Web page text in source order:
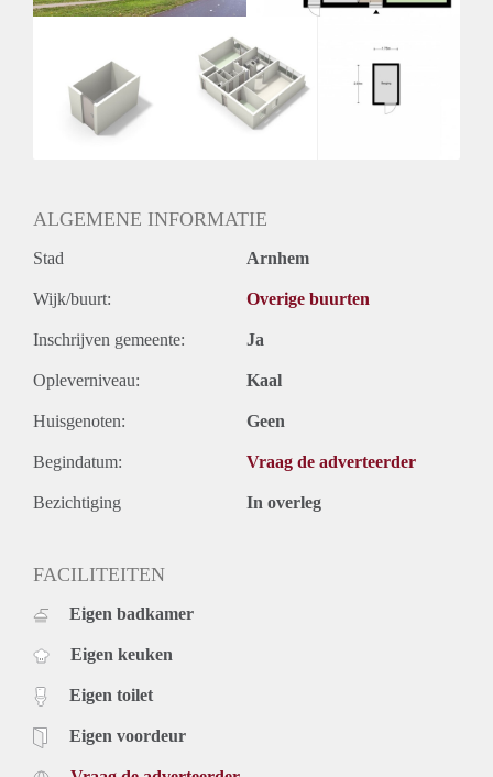
ALGEMENE INFORMATIE
Stad Arnhem
Wijk/buurt: Overige buurten
Inschrijven gemeente: Ja
Opleverniveau: Kaal
Huisgenoten: Geen
Begindatum: Vraag de adverteerder
Bezichtiging In overleg
FACILITEITEN
Eigen badkamer
Eigen keuken
Eigen toilet
Eigen voordeur